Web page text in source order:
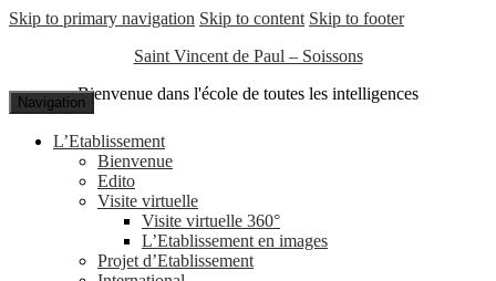
Skip to primary navigation Skip to content Skip to footer
Saint Vincent de Paul – Soissons
Bienvenue dans l'école de toutes les intelligences
Navigation
L’Etablissement
Bienvenue
Edito
Visite virtuelle
Visite virtuelle 360°
L’Etablissement en images
Projet d’Etablissement